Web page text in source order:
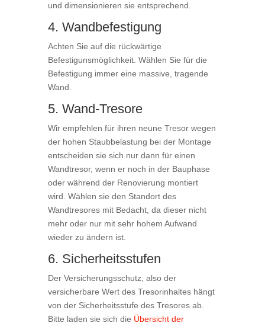
und dimensionieren sie entsprechend.
4. Wandbefestigung
Achten Sie auf die rückwärtige
Befestigunsmöglichkeit. Wählen Sie für die
Befestigung immer eine massive, tragende
Wand.
5. Wand-Tresore
Wir empfehlen für ihren neune Tresor wegen
der hohen Staubbelastung bei der Montage
entscheiden sie sich nur dann für einen
Wandtresor, wenn er noch in der Bauphase
oder während der Renovierung montiert
wird. Wählen sie den Standort des
Wandtresores mit Bedacht, da dieser nicht
mehr oder nur mit sehr hohem Aufwand
wieder zu ändern ist.
6. Sicherheitsstufen
Der Versicherungsschutz, also der
versicherbare Wert des Tresorinhaltes hängt
von der Sicherheitsstufe des Tresores ab.
Bitte laden sie sich die Übersicht der